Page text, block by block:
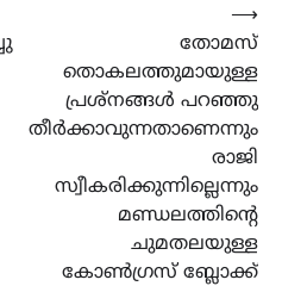
തോമസ്
തൊകലത്തുമായുള്ള
പ്രശ്നങ്ങൾ പറഞ്ഞു
തീർക്കാവുന്നതാണെന്നും
രാജി
സ്വീകരിക്കുന്നില്ലെന്നും
മണ്ഡലത്തിന്റെ
ചുമതലയുള്ള
കോൺഗ്രസ് ബ്ലോക്ക്
⟶